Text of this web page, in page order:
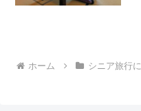
ホーム シニア旅行